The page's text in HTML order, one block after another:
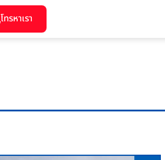
โทรหาเรา